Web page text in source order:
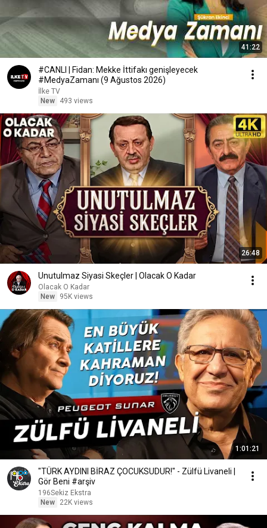
41:22
#CANLI | Fidan: Mekke İttifakı genişleyecek
#MedyaZamanı (9 Ağustos 2026)
İlke TV
New
493 views
26:48
Unutulmaz Siyasi Skeçler | Olacak O Kadar
Olacak O Kadar
New
95K views
1:01:21
"TÜRK AYDINI BİRAZ ÇOCUKSUDUR!" - Zülfü Livaneli |
Gör Beni #arşiv
196Sekiz Ekstra
New
22K views